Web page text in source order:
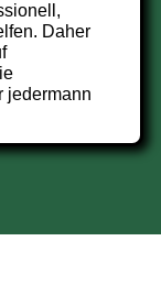
Daher
jedermann